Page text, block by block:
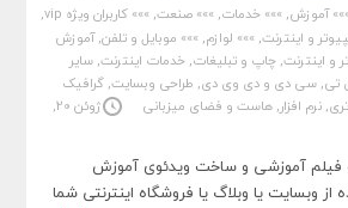
آموزش, »»» خدمات, »»» صنعت, »»» کاربران ویژه vip
,
و اینترنت, »»» لوازم, »»» موبایل و تلفن,آموزش
و اینترنت, چاپ و تبلیغات, خدمات اینترنت, سایر
تی, سی دی و دی وی دی, طراحی وبسایت, گرافیک
, نرم افزار, هاست و فضای میزبانی
ژوئن 20,
آموزشی و ساخت ویدئوی آموزش
از وبسایت یا وبلاگ یا فروشگاه اینترنتی شما